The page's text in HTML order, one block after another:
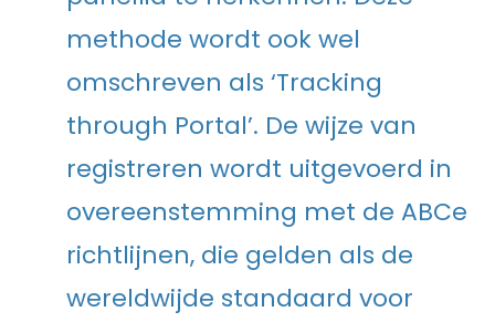
methode wordt ook wel
omschreven als ‘Tracking
through Portal’. De wijze van
registreren wordt uitgevoerd in
overeenstemming met de ABCe
richtlijnen, die gelden als de
wereldwijde standaard voor